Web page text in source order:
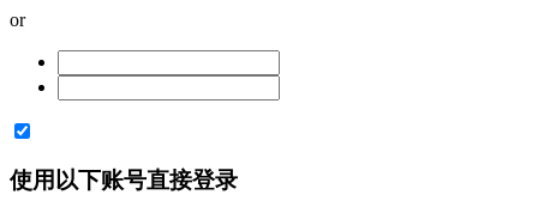
or
使用以下账号直接登录